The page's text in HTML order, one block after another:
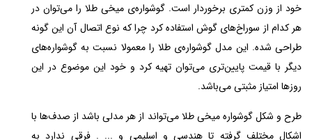
خود از وزن کمتری برخوردار است. گوشواره‌ی میخی طلا را می‌توان در
هر کدام از سوراخ‌های گوش استفاده کرد چرا که نوع اتصال آن این گونه
طراحی شده. این مدل گوشواره‌ی طلا را معمولا نسبت به گوشواره‌های
دیگر با قیمت پایین‌تری می‌توان تهیه کرد و خود این موضوع در این
روزها امتیاز مثبتی می‌باشد.
طرح و شکل گوشواره میخی طلا می‌تواند از هر مدلی باشد از صدف‌ها با
اشکال مختلف گرفته تا هندسی و اسلیمی و ... . فرقی ندارد به